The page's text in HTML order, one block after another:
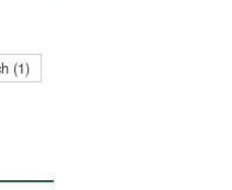
(1)